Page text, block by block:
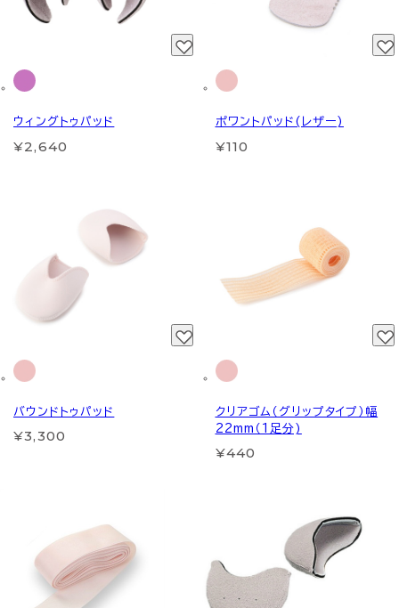
ウィングトゥパッド
¥2,640
ポワントパッド(レザー)
¥110
バウンドトゥパッド
¥3,300
クリアゴム（グリップタイプ）幅
22mm（1足分)
¥440